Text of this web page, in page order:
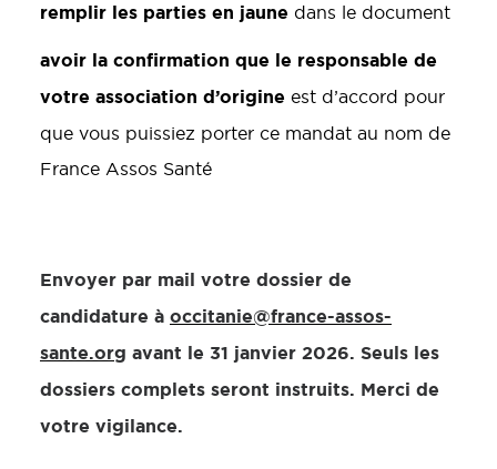
remplir les parties en jaune dans le document
avoir la confirmation que le responsable de
votre association d’origine est d’accord pour
que vous puissiez porter ce mandat au nom de
France Assos Santé
Envoyer par mail votre dossier de
candidature à occitanie@france-assos-
sante.org avant le 31 janvier 2026. Seuls les
dossiers complets seront instruits. Merci de
votre vigilance.